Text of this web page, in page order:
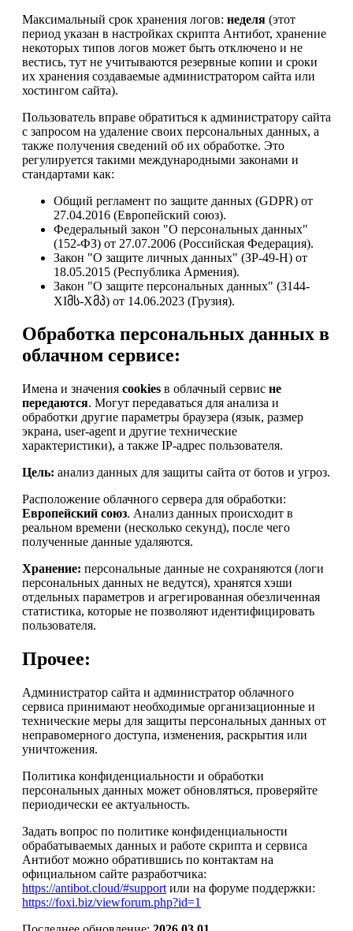
Максимальный срок хранения логов: неделя (этот
период указан в настройках скрипта Антибот, хранение
некоторых типов логов может быть отключено и не
вестись, тут не учитываются резервные копии и сроки
их хранения создаваемые администратором сайта или
хостингом сайта).
Пользователь вправе обратиться к администратору сайта
с запросом на удаление своих персональных данных, а
также получения сведений об их обработке. Это
регулируется такими международными законами и
стандартами как:
Общий регламент по защите данных (GDPR) от
27.04.2016 (Европейский союз).
Федеральный закон "О персональных данных"
(152-ФЗ) от 27.07.2006 (Российская Федерация).
Закон "О защите личных данных" (ЗР-49-Н) от
18.05.2015 (Республика Армения).
Закон "О защите персональных данных" (3144-
XIმს-Xმპ) от 14.06.2023 (Грузия).
Обработка персональных данных в
облачном сервисе:
Имена и значения cookies в облачный сервис не
передаются. Могут передаваться для анализа и
обработки другие параметры браузера (язык, размер
экрана, user-agent и другие технические
характеристики), а также IP-адрес пользователя.
Цель: анализ данных для защиты сайта от ботов и угроз.
Расположение облачного сервера для обработки:
Европейский союз. Анализ данных происходит в
реальном времени (несколько секунд), после чего
полученные данные удаляются.
Хранение: персональные данные не сохраняются (логи
персональных данных не ведутся), хранятся хэши
отдельных параметров и агрегированная обезличенная
статистика, которые не позволяют идентифицировать
пользователя.
Прочее:
Администратор сайта и администратор облачного
сервиса принимают необходимые организационные и
технические меры для защиты персональных данных от
неправомерного доступа, изменения, раскрытия или
уничтожения.
Политика конфиденциальности и обработки
персональных данных может обновляться, проверяйте
периодически ее актуальность.
Задать вопрос по политике конфиденциальности
обрабатываемых данных и работе скрипта и сервиса
Антибот можно обратившись по контактам на
официальном сайте разработчика:
https://antibot.cloud/#support или на форуме поддержки:
https://foxi.biz/viewforum.php?id=1